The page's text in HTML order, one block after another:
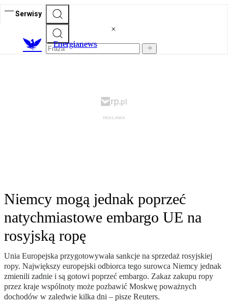
Serwisy
Energianews
Niemcy mogą jednak poprzeć
natychmiastowe embargo UE na
rosyjską ropę
Unia Europejska przygotowywała sankcje na sprzedaż rosyjskiej
ropy. Największy europejski odbiorca tego surowca Niemcy jednak
zmienili zadnie i są gotowi poprzeć embargo. Zakaz zakupu ropy
przez kraje wspólnoty może pozbawić Moskwę poważnych
dochodów w zaledwie kilka dni – pisze Reuters.